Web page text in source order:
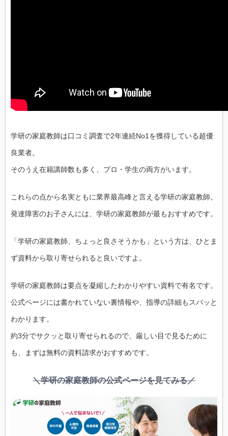
学研の家庭教師は口コミ調査で2年連続No1を獲得している超優
良業者。
そのうえ在籍講師数も多く、プロ・学生の両方がいます。
これらの点から名実ともに業界最高峰と言える学研の家庭教師。
発達障害のお子さんには、学研の家庭教師が最もおすすめです。
「学研の家庭教師、ちょっと良さそうかも」という方は、ひとま
ず資料から取り寄せられると良いですよ。
学研の家庭教師は要点を凝縮したわかりやすい資料で有名です。
公式ページには書かれていない裏情報や、指導の詳細もスパッと
わかります。
約3分でサクッと取り寄せられるので、厳しい目で見るために
も、まずは無料の資料請求がおすすめです。
＼学研の家庭教師の公式ページを見てみる／